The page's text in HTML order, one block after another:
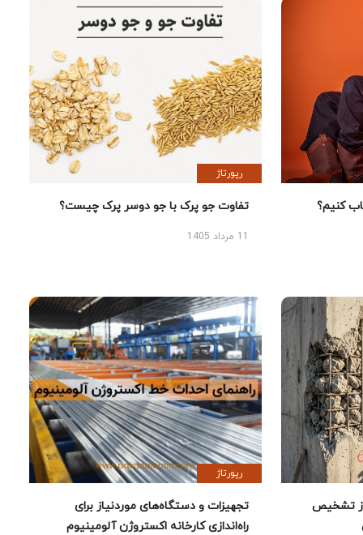
کنیم؟
رپورتاژ
تفاوت جو پرک با جو دوسر پرک چیست؟
تشخیص
رپورتاژ
تجهیزات و دستگاه‌های موردنیاز برای
راه‌اندازی کارخانه اکستروژن آلومینیوم